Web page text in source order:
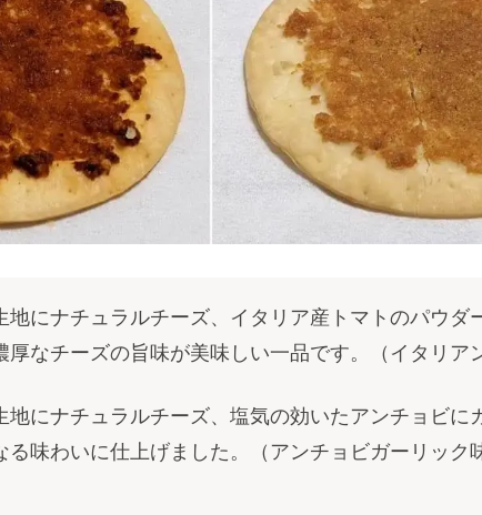
にナチュラルチーズ、イタリア産トマトのパウダ
なチーズの旨味が美味しい一品です。（イタリア
地にナチュラルチーズ、塩気の効いたアンチョビに
味わいに仕上げました。（アンチョビガーリック